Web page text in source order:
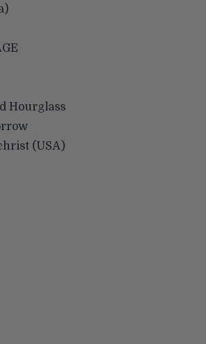
Hourglass
(USA)